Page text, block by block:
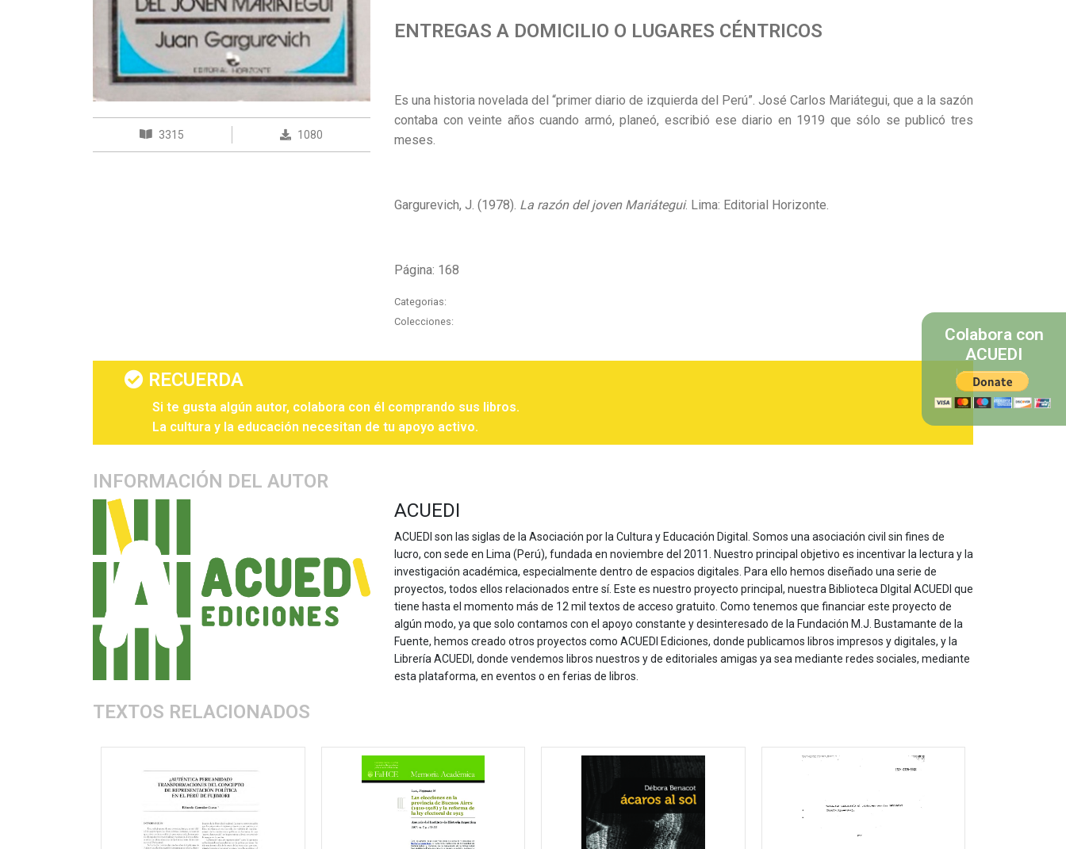
3315 1080
ENTREGAS A DOMICILIO O LUGARES CÉNTRICOS
Es una historia novelada del “primer diario de izquierda del Perú”. José Carlos Mariátegui, que a la sazón
contaba con veinte años cuando armó, planeó, escribió ese diario en 1919 que sólo se publicó tres
meses.
Gargurevich, J. (1978). La razón del joven Mariátegui. Lima: Editorial Horizonte.
Página: 168
Categorias:
Colecciones:
RECUERDA
Si te gusta algún autor, colabora con él comprando sus libros.
La cultura y la educación necesitan de tu apoyo activo.
INFORMACIÓN DEL AUTOR
ACUEDI
ACUEDI son las siglas de la Asociación por la Cultura y Educación Digital. Somos una asociación civil sin fines de
lucro, con sede en Lima (Perú), fundada en noviembre del 2011. Nuestro principal objetivo es incentivar la lectura y la
investigación académica, especialmente dentro de espacios digitales. Para ello hemos diseñado una serie de
proyectos, todos ellos relacionados entre sí. Este es nuestro proyecto principal, nuestra Biblioteca DIgital ACUEDI que
tiene hasta el momento más de 12 mil textos de acceso gratuito. Como tenemos que financiar este proyecto de
algún modo, ya que solo contamos con el apoyo constante y desinteresado de la Fundación M.J. Bustamante de la
Fuente, hemos creado otros proyectos como ACUEDI Ediciones, donde publicamos libros impresos y digitales, y la
Librería ACUEDI, donde vendemos libros nuestros y de editoriales amigas ya sea mediante redes sociales, mediante
esta plataforma, en eventos o en ferias de libros.
TEXTOS RELACIONADOS
Colabora con
ACUEDI